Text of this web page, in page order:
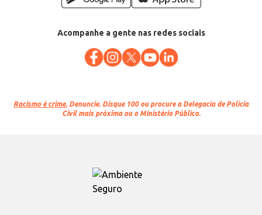
Acompanhe a gente nas redes sociais
Racismo é crime. Denuncie. Disque 100 ou procure a Delegacia de Polícia
Civil mais próxima ou o Ministério Público.